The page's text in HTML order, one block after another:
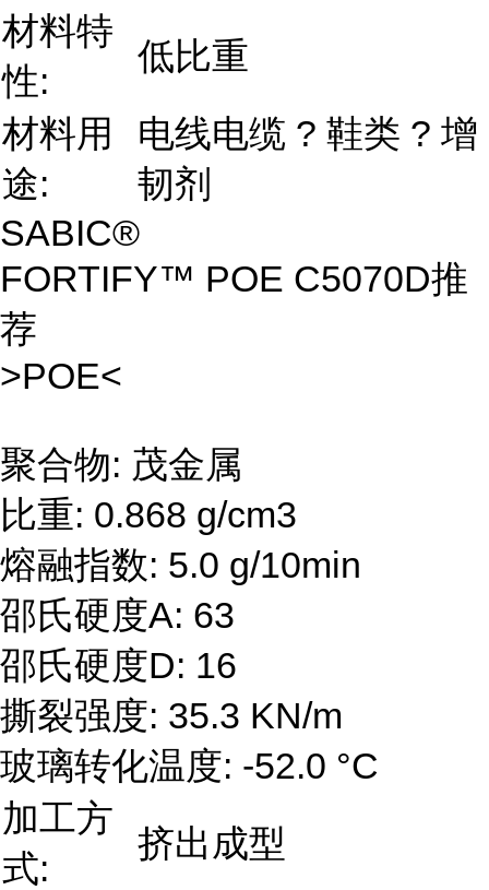
材料特
性:
低比重
材料用
途:
电线电缆 ? 鞋类 ? 增
韧剂
SABIC®
FORTIFY™ POE C5070D推
荐
>POE<
聚合物: 茂金属
比重: 0.868 g/cm3
熔融指数: 5.0 g/10min
邵氏硬度A: 63
邵氏硬度D: 16
撕裂强度: 35.3 KN/m
玻璃转化温度: -52.0 °C
加工方
式:
挤出成型